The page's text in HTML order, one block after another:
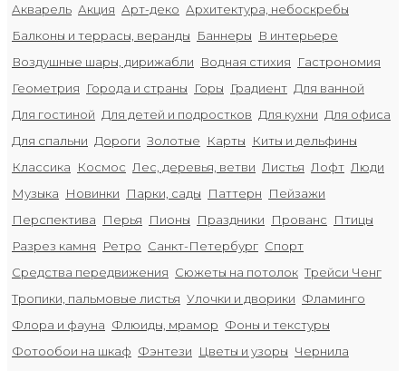
Акварель Акция Арт-деко Архитектура, небоскребы
Балконы и террасы, веранды
Баннеры
В интерьере
Воздушные шары, дирижабли
Водная стихия
Гастрономия
Геометрия
Города и страны Горы Градиент Для ванной
Для гостиной Для детей и подростков Для кухни Для офиса
Для спальни Дороги Золотые Карты
Киты и дельфины
Классика
Космос Лес, деревья, ветви Листья Лофт Люди
Музыка
Новинки Парки, сады Паттерн
Пейзажи
Перспектива
Перья Пионы Праздники Прованс
Птицы
Разрез камня
Ретро Санкт-Петербург Спорт
Средства передвижения Сюжеты на потолок Трейси Ченг
Тропики, пальмовые листья Улочки и дворики Фламинго
Флора и фауна Флюиды, мрамор Фоны и текстуры
Фотообои на шкаф Фэнтези Цветы и узоры Чернила